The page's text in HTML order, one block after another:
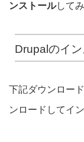
ンストールして
Drupalのイ
下記ダウンロー
ンロードしてイ